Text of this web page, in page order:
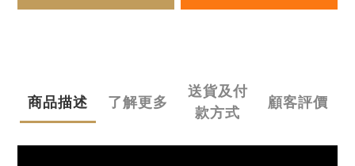
商品描述 了解更多
送貨及付
款方式
顧客評價